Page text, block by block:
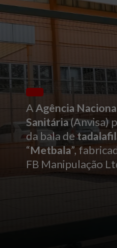
AAgência
Sanitária(Anvisa)
da bala de
“Metbala”,
FB Manipulação